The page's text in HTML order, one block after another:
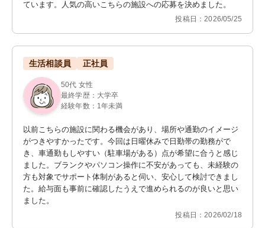
ています。人気の高いこちらの施設への応募を決めました。
投稿日：2026/05/25
生活相談員 正社員
50代 女性
最終学歴：大学卒
経験年数：1年未満
以前こちらの施設に関わる機会があり、場所や通勤のイメージ
がつきやすかったです。今回は日曜休みで日勤帯の勤務がで
き、車通勤もしやすい（駐車場がある）点が希望に合うと感じ
ました。ブランクやパソコン操作に不安があっても、未経験の
方も対象でサポート体制があると伺い、安心して検討できまし
た。給与面も事前に確認したうえで進められるのが良いと思い
ました。
投稿日：2026/02/18